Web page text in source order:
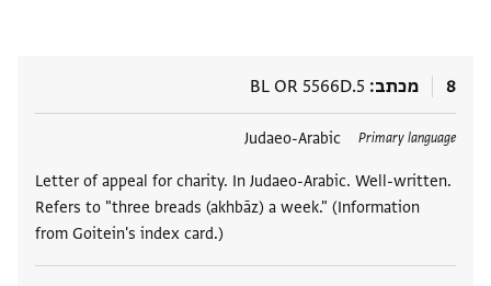
8 מכתב BL OR 5566D.5
Primary language
Judaeo-Arabic
Letter of appeal for charity. In Judaeo-Arabic. Well-written.
Refers to "three breads (akhbāz) a week." (Information
from Goitein's index card.)
תגים